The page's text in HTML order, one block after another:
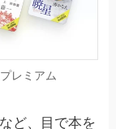
レミアム
ど、目で本を